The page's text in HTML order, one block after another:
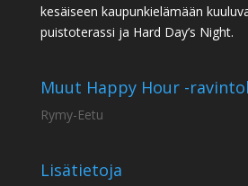
kesäiseen kaupunkielämään
puistoterassi ja Hard Day’s Night.
Muut Happy Hour -
Rymy-Eetu
Lisätietoja